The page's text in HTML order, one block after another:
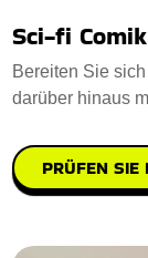
Sci-fi
Bereiten Sie
darüber hinaus
PRÜFEN SIE